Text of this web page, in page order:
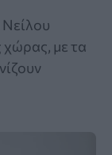
χώρας, με τα